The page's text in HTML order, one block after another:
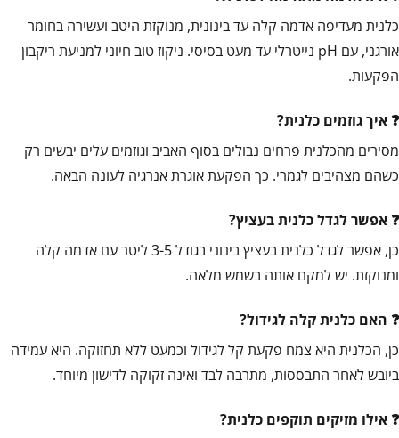
כלנית מעדיפה אדמה קלה עד בינונית, מנוקזת היטב ועשירה בחומר
אורגני, עם pH נייטרלי עד מעט בסיסי. ניקוז טוב חיוני למניעת ריקבון
הפקעות.
איך גוזמים כלנית?
מסירים מהכלנית פרחים נבולים בסוף האביב וגוזמים עלים יבשים רק
כשהם מצהיבים לגמרי. כך הפקעת אוגרת אנרגיה לעונה הבאה.
אפשר לגדל כלנית בעציץ?
כן, אפשר לגדל כלנית בעציץ בינוני בגודל 3-5 ליטר עם אדמה קלה
ומנוקזת. יש למקם אותה בשמש מלאה.
האם כלנית קלה לגידול?
כן, הכלנית היא צמח פקעת קל לגידול וכמעט ללא תחזוקה. היא עמידה
ביובש לאחר התבססות, מתרבה לבד ואינה זקוקה לדישון מיוחד.
אילו מזיקים תוקפים כלנית?